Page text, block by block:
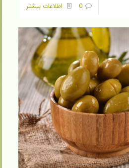
0 اطلاعات بیشتر